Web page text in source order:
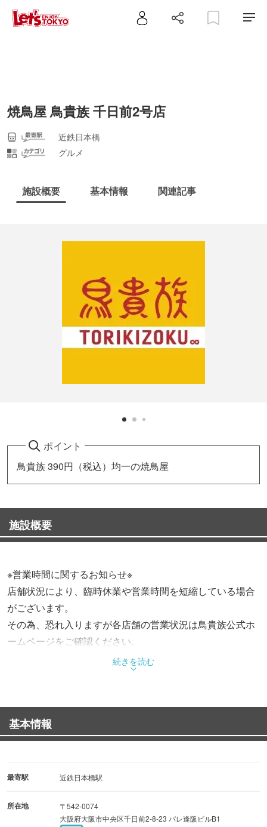
焼鳥屋 鳥貴族 千日前2号店
近鉄日本橋
グルメ
施設概要 基本情報 関連記事
ポイント
鳥貴族 390円（税込）均一の焼鳥屋
施設概要
※営業時間に関するお知らせ※
店舗状況により、臨時休業や営業時間を短縮している場合
がございます。
その為、恐れ入りますが各店舗の営業状況は鳥貴族公式ホ
ームページをご確認ください。
続きを読む
基本情報
最寄駅 近鉄日本橋駅
所在地
〒542-0074
大阪府大阪市中央区千日前2-8-23 パレ逢阪ビルB1